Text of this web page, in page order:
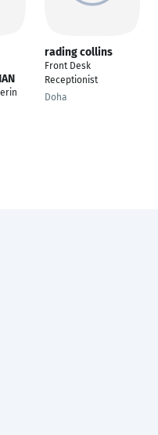
rading collins
Front Desk
Receptionist
Doha